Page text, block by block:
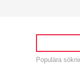
Populära